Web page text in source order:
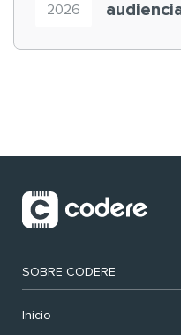
2026
SOBRE CODERE
Inicio